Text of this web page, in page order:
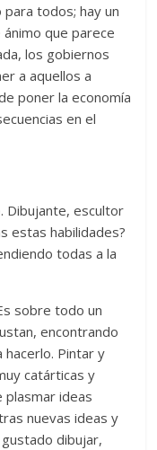
todos; hay un
que parece
los gobiernos
a aquellos a
poner la economía
en el
Dibujante, escultor
estas habilidades?
todas a la
sobre todo un
encontrando
Pintar y
catárticas y
plasmar ideas
nuevas ideas y
dibujar,